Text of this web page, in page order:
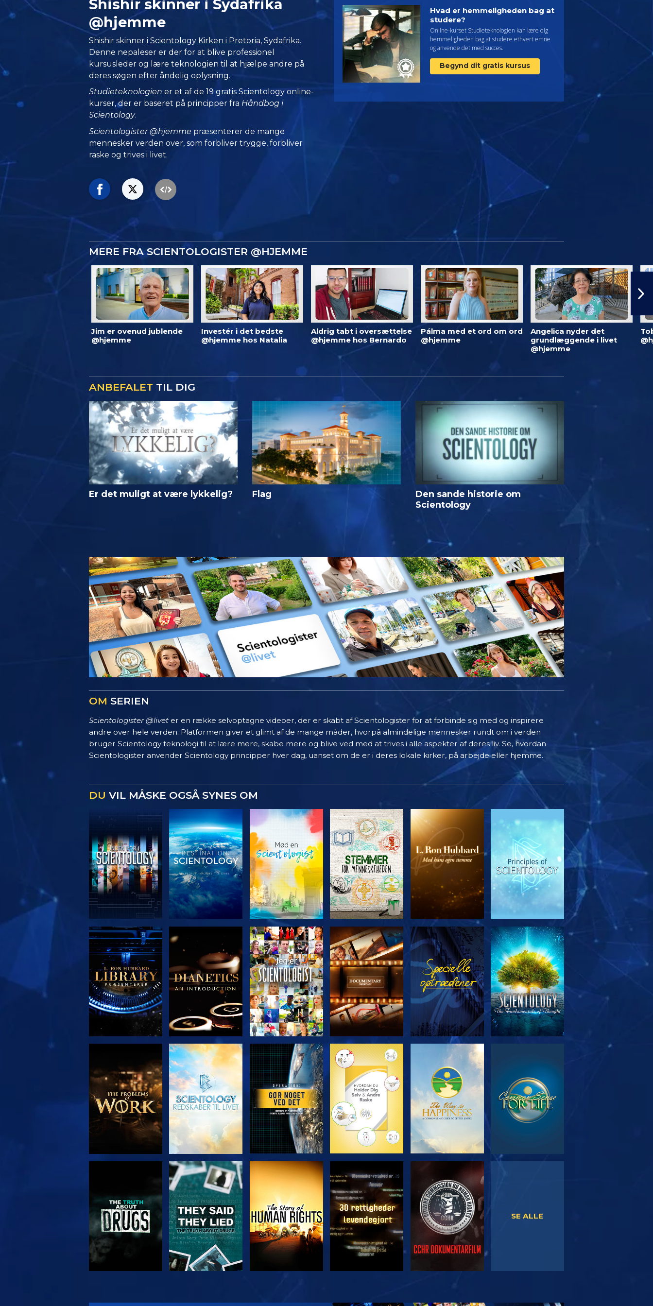
Shishir skinner i Sydafrika
@hjemme
Shishir skinner iScientology Kirken i Pretoria, Sydafrika.
Denne nepaleser er der for at blive professionel
kursusleder og lære teknologien til at hjælpe andre på
deres søgen efter åndelig oplysning.
Studieteknologien er et af de 19 gratis Scientology online-
kurser, der er baseret på principper fra Håndbog i
Scientology.
Scientologister @hjemme præsenterer de mange
mennesker verden over, som forbliver trygge, forbliver
raske og trives i livet.
Hvad er hemmeligheden bag at
studere?
Online-kurset Studieteknologien kan lære dig
hemmeligheden bag at studere ethvert emne
og anvende det med succes.
Begynd dit gratis kursus
MERE FRA SCIENTOLOGISTER @HJEMME
Jim er ovenud jublende
@hjemme
Investér i det bedste
@hjemme hos Natalia
Aldrig tabt i oversættelse
@hjemme hos Bernardo
Pálma med et ord om ord
@hjemme
Angelica nyder det
grundlæggende i livet
@hjemme
ANBEFALET TIL DIG
Er det muligt at være lykkelig? Flag
Den sande historie om
Scientology
OM SERIEN
Scientologister @livet er en række selvoptagne videoer, der er skabt af Scientologister for at forbinde sig med og inspirere
andre over hele verden. Platformen giver et glimt af de mange måder, hvorpå almindelige mennesker rundt om i verden
bruger Scientology teknologi til at lære mere, skabe mere og blive ved med at trives i alle aspekter af deres liv. Se, hvordan
Scientologister anvender Scientology principper hver dag, uanset om de er i deres lokale kirker, på arbejde eller hjemme.
DU VIL MÅSKE OGSÅ SYNES OM
UDFORSK SERIEN UDFORSK SERIEN UDFORSK SERIEN UDFORSK SERIEN UDFORSK SERIEN SE
UDFORSK SERIEN SE UDFORSK SERIEN UDFORSK SERIEN UDFORSK SERIEN
SE SE SE
SE ALLE